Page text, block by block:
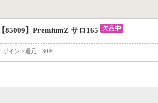
【85009】PremiumZ サロ165
ポイント還元：30Pt